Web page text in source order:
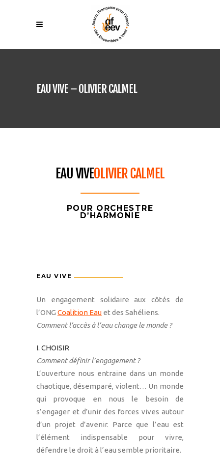
EAU VIVE – OLIVIER CALMEL
EAU VIVEOLIVIER CALMEL
POUR ORCHESTRE
D’HARMONIE
EAU VIVE
Un engagement solidaire aux côtés de
l’ONG Coalition Eau et des Sahéliens.
Comment l’accès à l’eau change le monde ?
I. CHOISIR
Comment définir l’engagement ?
L’ouverture nous entraine dans un monde
chaotique, désemparé, violent… Un monde
qui provoque en nous le besoin de
s’engager et d’unir des forces vives autour
d’un projet d’avenir. Parce que l’eau est
l’élément indispensable pour vivre,
défendre le droit à l’eau semble prioritaire.